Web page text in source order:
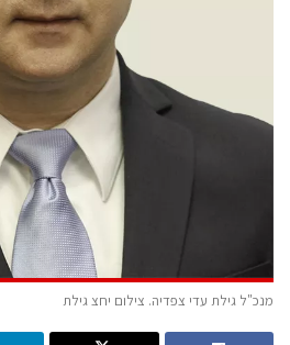
מנכ"ל גילת עדי צפדיה. צילום יחצ גילת